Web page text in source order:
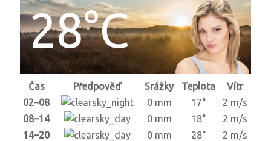
28°C
Čas Předpověď Srážky Teplota
Vítr
02–08
0 mm 17°
2 m/s
08–14
0 mm 18°
2 m/s
14–20
0 mm 28°
2 m/s